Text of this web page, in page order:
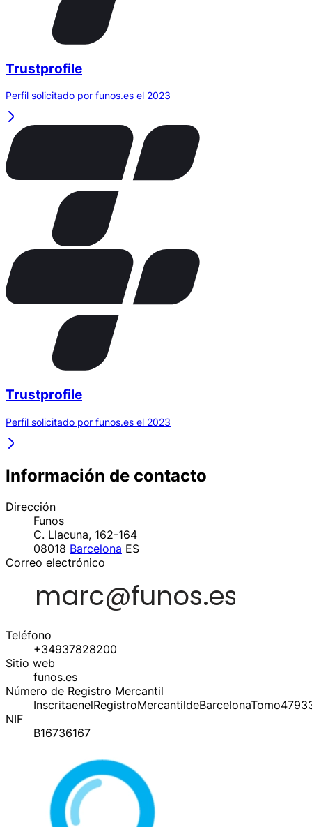
Trustprofile
Perfil solicitado por funos.es el 2023
Trustprofile
Perfil solicitado por funos.es el 2023
Información de contacto
Dirección
Funos
C. Llacuna, 162-164
08018 Barcelona ES
Correo electrónico
Teléfono
+34937828200
Sitio web
funos.es
Número de Registro Mercantil
NIF
B16736167